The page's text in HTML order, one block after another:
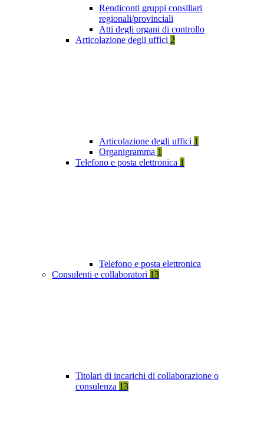
Rendiconti gruppi consiliari
regionali/provinciali
Atti degli organi di controllo
Articolazione degli uffici 2
Articolazione degli uffici 1
Organigramma 1
Telefono e posta elettronica 1
Telefono e posta elettronica
Consulenti e collaboratori 13
Titolari di incarichi di collaborazione o
consulenza 13